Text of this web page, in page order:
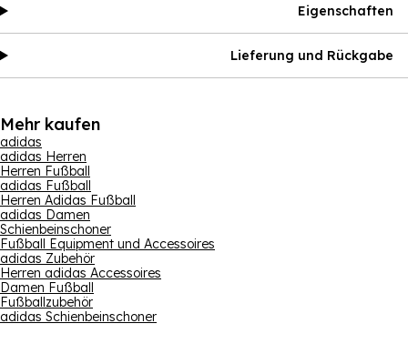
Eigenschaften
Lieferung und Rückgabe
Mehr kaufen
adidas
adidas Herren
Herren Fußball
adidas Fußball
Herren Adidas Fußball
adidas Damen
Schienbeinschoner
Fußball Equipment und Accessoires
adidas Zubehör
Herren adidas Accessoires
Damen Fußball
Fußballzubehör
adidas Schienbeinschoner